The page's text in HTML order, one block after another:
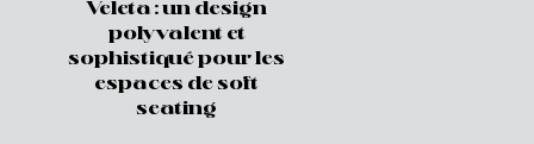
Veleta : un design
polyvalent et
sophistiqué pour les
espaces de soft
seating